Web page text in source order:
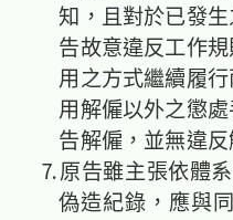
知，且對於已發
告故意違反工作
用之方式繼續履
用解僱以外之懲
告解僱，並無違
⒎原告雖主張依體系
偽造紀錄，應與